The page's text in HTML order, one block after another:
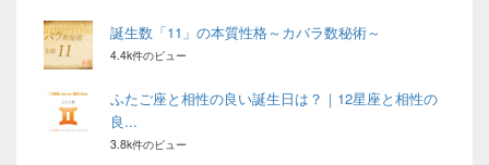
誕生数「11」の本質性格～カバラ数秘術～
4.4k件のビュー
ふたご座と相性の良い誕生日は？｜12星座と相性の
良...
3.8k件のビュー